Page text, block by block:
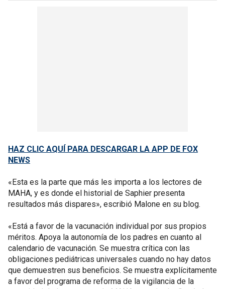
HAZ CLIC AQUÍ PARA DESCARGAR LA APP DE FOX
NEWS
«Esta es la parte que más les importa a los lectores de
MAHA, y es donde el historial de Saphier presenta
resultados más dispares», escribió Malone en su blog.
«Está a favor de la vacunación individual por sus propios
méritos. Apoya la autonomía de los padres en cuanto al
calendario de vacunación. Se muestra crítica con las
obligaciones pediátricas universales cuando no hay datos
que demuestren sus beneficios. Se muestra explícitamente
a favor del programa de reforma de la vigilancia de la